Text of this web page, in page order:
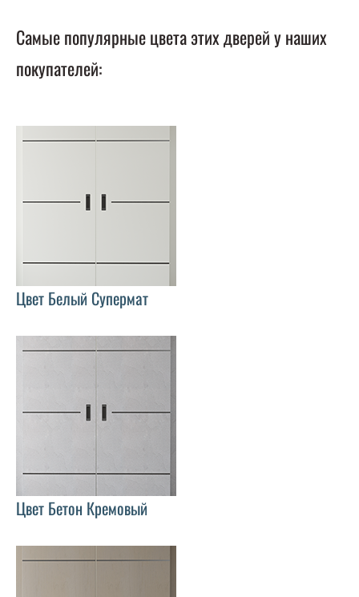
Самые популярные цвета этих дверей у наших
покупателей:
Цвет Белый Супермат
Цвет Бетон Кремовый